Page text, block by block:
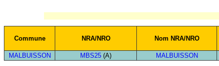
Commune NRA/NRO Nom NRA/NRO
MALBUISSON MBS25 (A) MALBUISSON